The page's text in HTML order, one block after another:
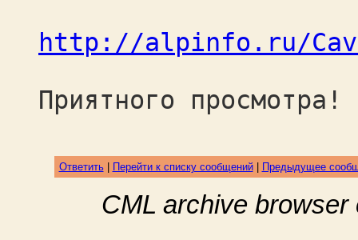
http://alpinfo.ru/
Приятного просмотра!
Ответить| Перейти к списку сообщений| Предыдущее
CML archive